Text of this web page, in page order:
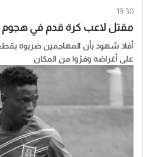
19:30
مقتل لاعب كرة قدم في
أفاد شهود بأن المهاجمين ضربوه
على أغراضه وفرّوا من المكان